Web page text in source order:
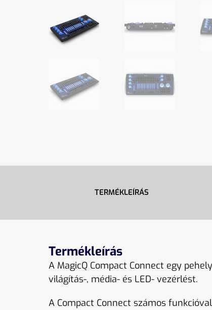
TERMÉKLEÍRÁS
Termékleírás
A MagicQ Compact Connect egy
világítás-, média- és LED- vezérlést.
A Compact Connect számos